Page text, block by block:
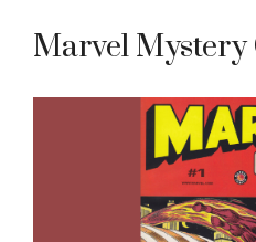
Marvel Mystery